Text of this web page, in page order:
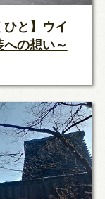
ひと】ウイ
の想い～